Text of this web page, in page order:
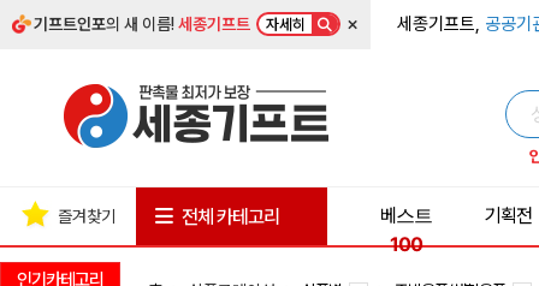
기프트인포의 새 이름!세종기프트 자세히 × 세종기프트, 공공기
인기카테고리
즐겨찾기 전체 카테고리
베스트
100
기획전